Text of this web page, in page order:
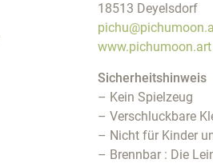
18513 Deyelsdorf
www.pichumoon.art
Sicherheitshinweis
– Kein Spielzeug
– Verschluckbare
– Nicht für Kinder
– Brennbar : Die